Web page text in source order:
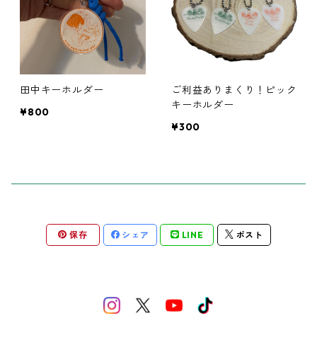
2025ミズフォーの日
セトリ色紙
通常ブッキングサイズ
田中キーホルダー
¥800
ご利益ありまくり！ピック
キーホルダー
¥300
保存 シェア LINE ポスト